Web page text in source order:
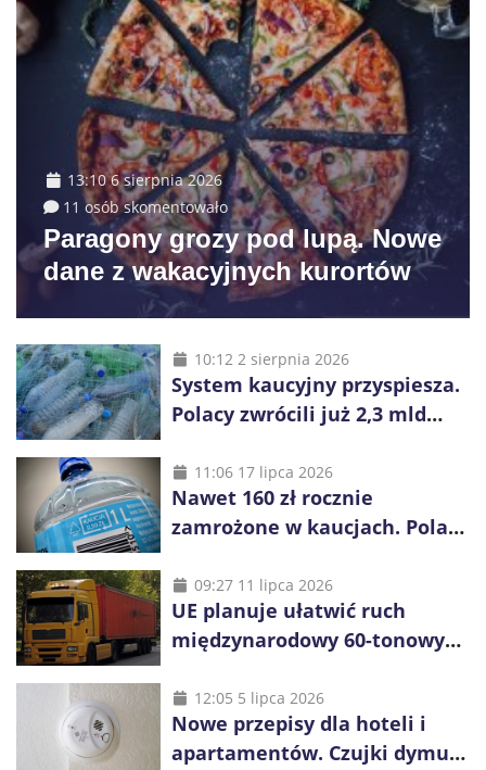
13:10 6 sierpnia 2026
11 osób skomentowało
Paragony grozy pod lupą. Nowe
dane z wakacyjnych kurortów
10:12 2 sierpnia 2026
System kaucyjny przyspiesza.
Polacy zwrócili już 2,3 mld
11:06 17 lipca 2026
Nawet 160 zł rocznie
zamrożone w kaucjach. Polacy
vouchery
09:27 11 lipca 2026
UE planuje ułatwić ruch
międzynarodowy 60-tonowych
konkurencji
12:05 5 lipca 2026
Nowe przepisy dla hoteli i
apartamentów. Czujki dymu